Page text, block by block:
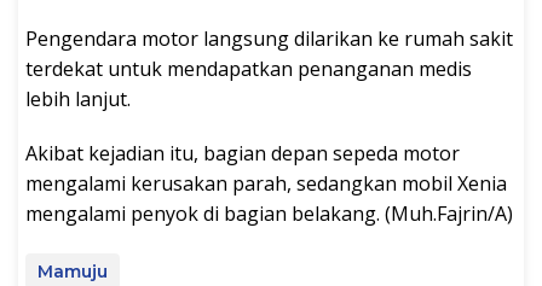
Pengendara motor langsung dilarikan ke rumah sakit
terdekat untuk mendapatkan penanganan medis
lebih lanjut.
Akibat kejadian itu, bagian depan sepeda motor
mengalami kerusakan parah, sedangkan mobil Xenia
mengalami penyok di bagian belakang. (Muh.Fajrin/A)
Mamuju